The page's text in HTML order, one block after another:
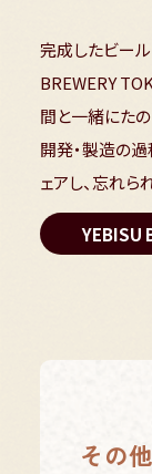
完成したビー
BREWERY
間と一緒にたの
開発・製造の
ェアし、忘れら
YEBISU
その